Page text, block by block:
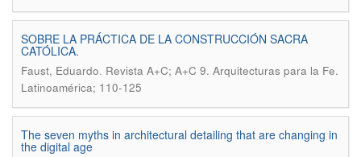
SOBRE LA PRÁCTICA DE LA CONSTRUCCIÓN SACRA
CATÓLICA.
Faust, Eduardo. Revista A+C; A+C 9. Arquitecturas para la Fe.
Latinoamérica; 110-125
The seven myths in architectural detailing that are changing in
the digital age